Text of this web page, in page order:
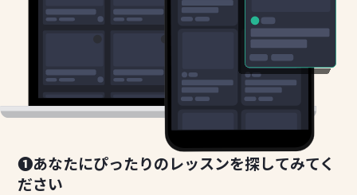
❶あなたにぴったりのレッスンを探してみてく
ださい